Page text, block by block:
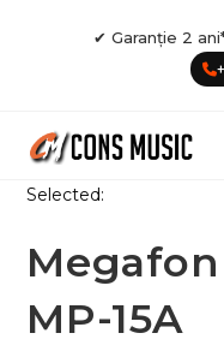
✔ Garanție 2
Selected:
MP-15A